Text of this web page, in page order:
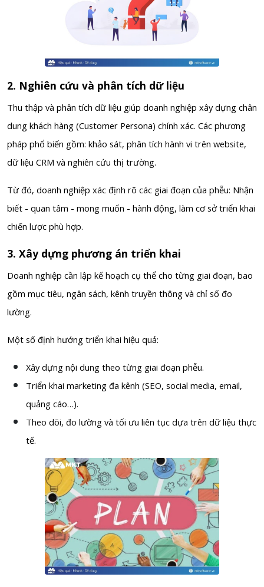
2. Nghiên cứu và phân tích dữ liệu
Thu thập và phân tích dữ liệu giúp doanh nghiệp xây dựng chân
dung khách hàng (Customer Persona) chính xác. Các phương
pháp phổ biến gồm: khảo sát, phân tích hành vi trên website,
dữ liệu CRM và nghiên cứu thị trường.
Từ đó, doanh nghiệp xác định rõ các giai đoạn của phễu: Nhận
biết - quan tâm - mong muốn - hành động, làm cơ sở triển khai
chiến lược phù hợp.
3. Xây dựng phương án triển khai
Doanh nghiệp cần lập kế hoạch cụ thể cho từng giai đoạn, bao
gồm mục tiêu, ngân sách, kênh truyền thông và chỉ số đo
lường.
Một số định hướng triển khai hiệu quả:
Xây dựng nội dung theo từng giai đoạn phễu.
Triển khai marketing đa kênh (SEO, social media, email,
quảng cáo…).
Theo dõi, đo lường và tối ưu liên tục dựa trên dữ liệu thực
tế.